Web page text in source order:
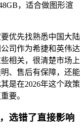
，适合做图形渲
优先找熟悉中国大陆
司作为希捷和英伟达
相关，很清楚市场上
、售后有保障，还能
是在2026年这个政策
要。
选错了直接影响